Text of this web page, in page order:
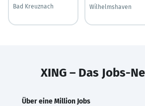
Bad Kreuznach
Wilhelmshaven
XING – Das Jobs-
Über eine Million Jobs